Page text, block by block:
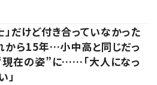
」だけど付き合っていなかった
から15年…小中高と同じだっ
在の姿”に……「大人になっ
」